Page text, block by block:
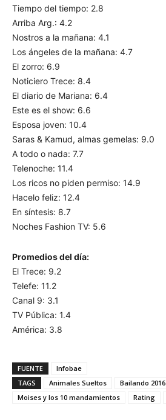
Tiempo del tiempo: 2.8
Arriba Arg.: 4.2
Nostros a la mañana: 4.1
Los ángeles de la mañana: 4.7
El zorro: 6.9
Noticiero Trece: 8.4
El diario de Mariana: 6.4
Este es el show: 6.6
Esposa joven: 10.4
Saras & Kamud, almas gemelas: 9.0
A todo o nada: 7.7
Telenoche: 11.4
Los ricos no piden permiso: 14.9
Hacelo feliz: 12.4
En síntesis: 8.7
Noches Fashion TV: 5.6
Promedios del día:
El Trece: 9.2
Telefe: 11.2
Canal 9: 3.1
TV Pública: 1.4
América: 3.8
FUENTE
Infobae
TAGS
Animales Sueltos Bailando 2016
Moises y los 10 mandamientos
Rating